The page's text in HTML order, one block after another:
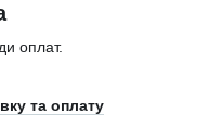
оплат.
та оплату